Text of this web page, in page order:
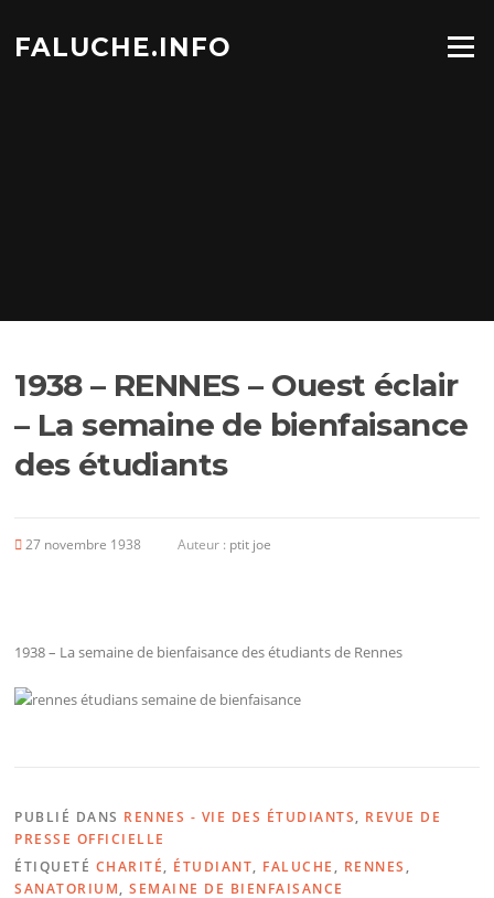
contenu
FALUCHE.INFO Menu
1938 – RENNES – Ouest éclair
– La semaine de bienfaisance
des étudiants
27 novembre 1938 Auteur : ptit joe
1938 – La semaine de bienfaisance des étudiants de Rennes
PUBLIÉ DANS RENNES - VIE DES ÉTUDIANTS, REVUE DE
PRESSE OFFICIELLE
ÉTIQUETÉ CHARITÉ, ÉTUDIANT, FALUCHE , RENNES ,
SANATORIUM,SEMAINE DE BIENFAISANCE